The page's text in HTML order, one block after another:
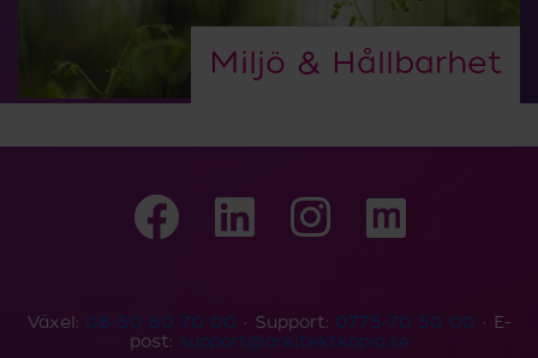
Miljö & Hållbarhet
Växel: 08-50 60 70 00 • Support: 0775-70 50 00 • E-
post: support@arkitektkopia.se